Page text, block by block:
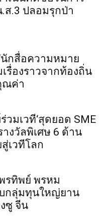
.3 ปลอมรุกป่า
กสื่อความหมาย
รื่องราวจากท้องถิ่น
ณค่า
มเวที‘สุดยอด SME
างวัลพิเศษ 6 ด้าน
เวทีโลก
รทิพย์ พรหม
บกลุ่มทุนใหญ่ยาน
ซู จีน